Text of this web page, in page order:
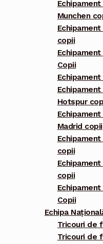
Munchen
copii
Copii
Hotspur
Madrid copii
copii
copii
Copii
Echipa
Tricouri de
Tricouri de